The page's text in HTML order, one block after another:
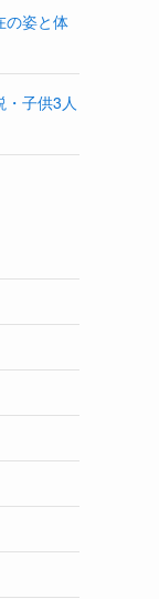
の姿と体
子供3人